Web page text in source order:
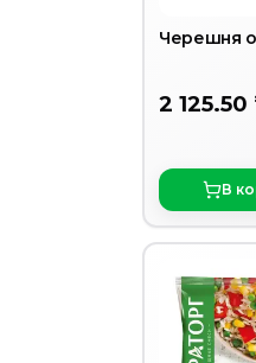
Черешня
2 125.50
В